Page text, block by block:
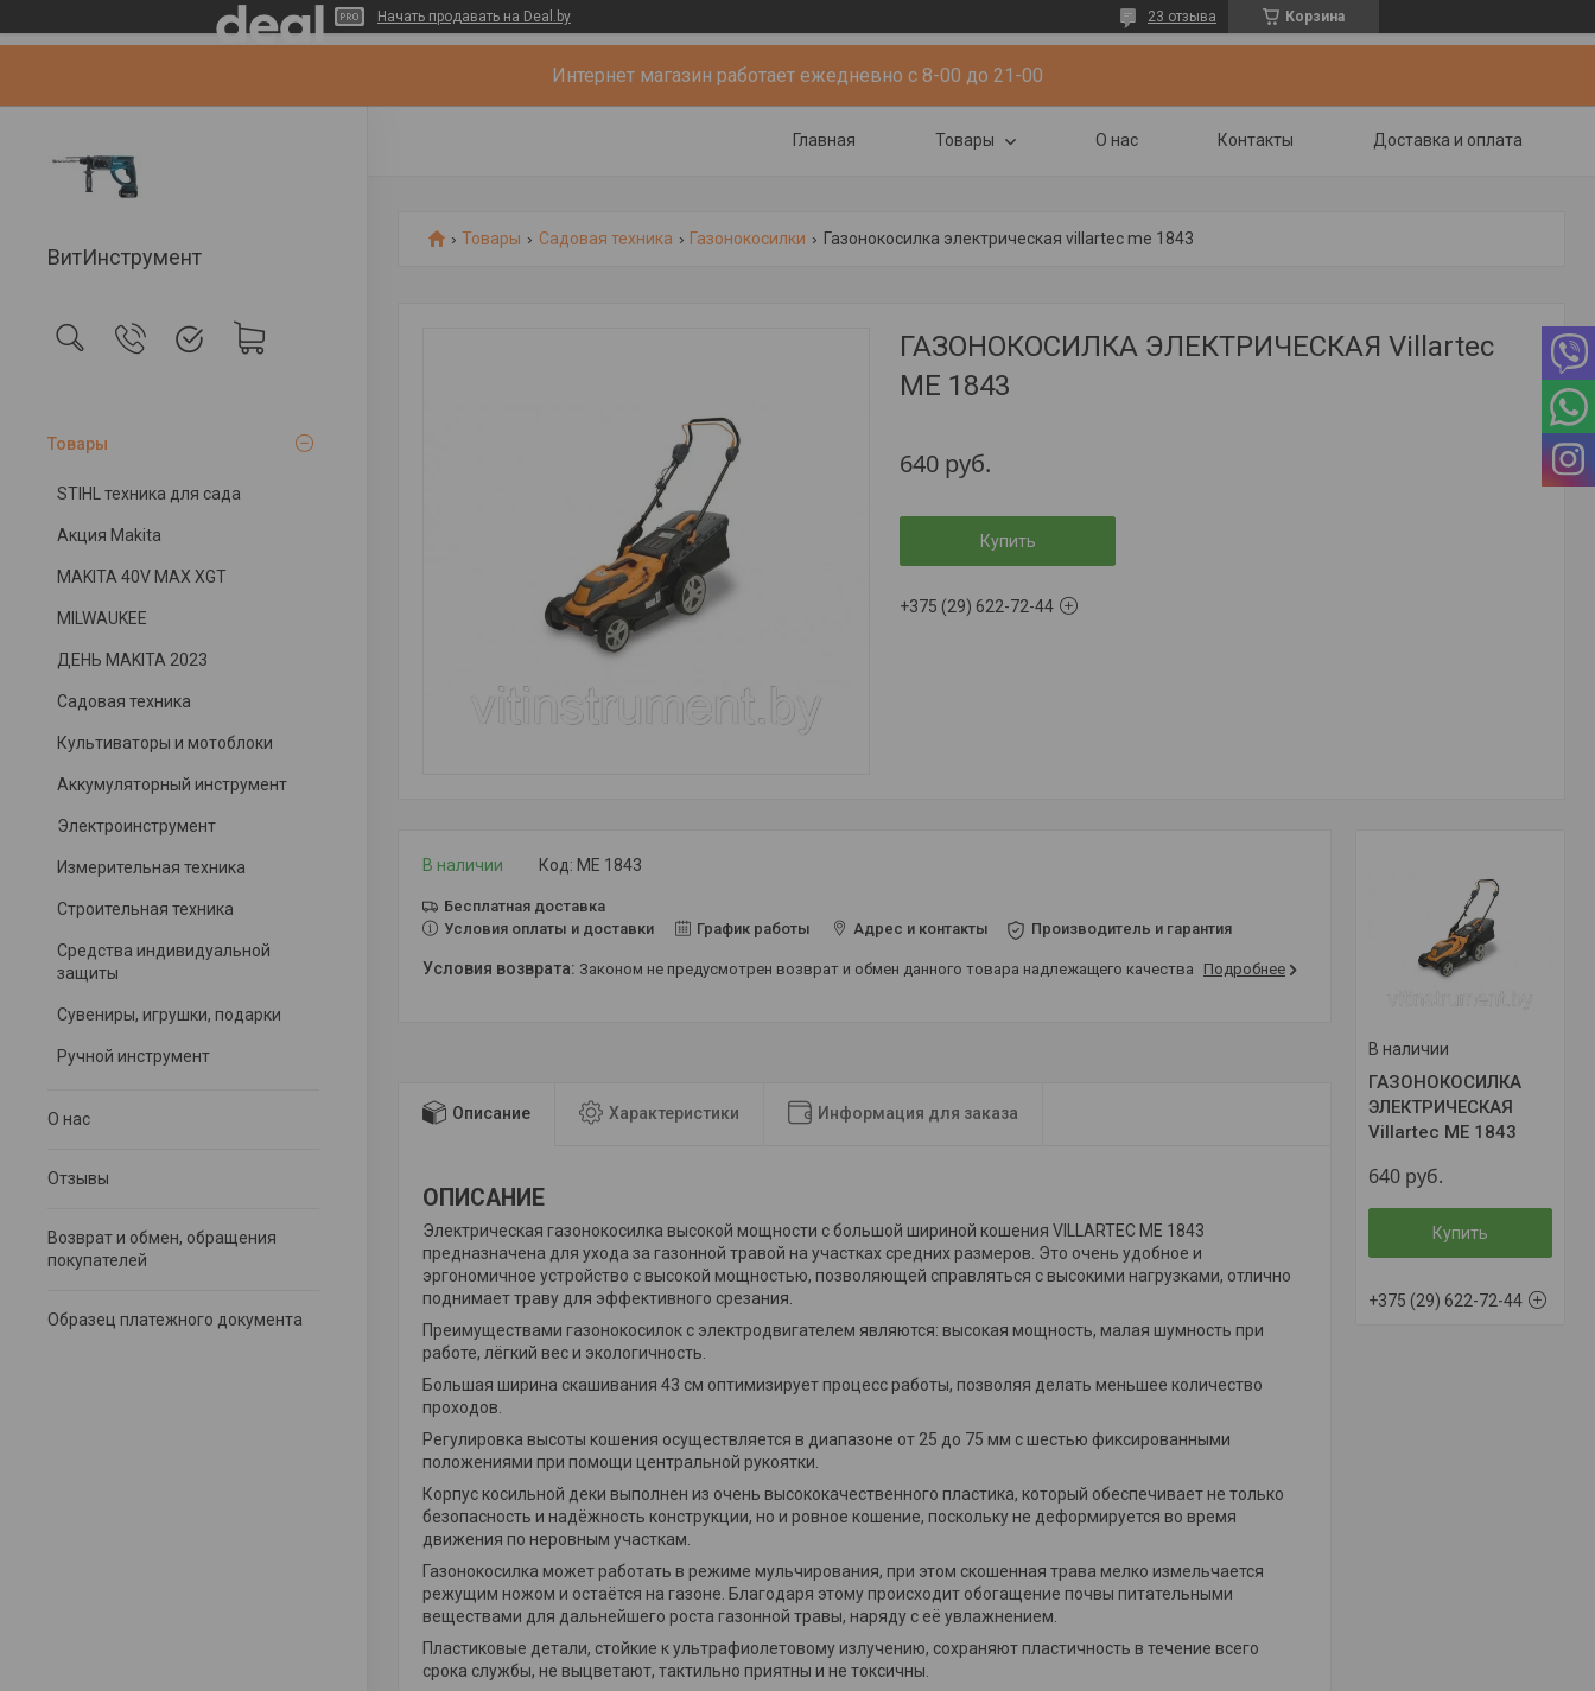
Начать продавать на Deal.by Корзина
23 отзыва
Интернет магазин работает ежедневно с 8-00 до 21-00
ВитИнструмент
Товары
STIHL техника для сада
Акция Makita
MAKITA 40V MAX XGT
MILWAUKEE
ДЕНЬ MAKITA 2023
Садовая техника
Культиваторы и мотоблоки
Аккумуляторный инструмент
Электроинструмент
Измерительная техника
Строительная техника
Средства индивидуальной
защиты
Сувениры, игрушки, подарки
Ручной инструмент
О нас
Отзывы
Возврат и обмен, обращения
покупателей
Образец платежного документа
Главная Товары О нас Контакты Доставка и оплата
Товары Садовая техника Газонокосилки Газонокосилка электрическая villartec me 1843
ГАЗОНОКОСИЛКА ЭЛЕКТРИЧЕСКАЯ Villartec
ME 1843
640 руб.
Купить
+375 (29) 622-72-44
В наличии
ГАЗОНОКОСИЛКА
ЭЛЕКТРИЧЕСКАЯ
Villartec ME 1843
640 руб.
Купить
+375 (29) 622-72-44
В наличии Код: ME 1843
Бесплатная доставка
Условия оплаты и доставки
График работы Адрес и контакты Производитель и гарантия
Законом не предусмотрен возврат и обмен данного товара надлежащего качества Подробнее
Описание Характеристики Информация для заказа
ОПИСАНИЕ
Электрическая газонокосилка высокой мощности с большой шириной кошения VILLARTEC MЕ 1843
предназначена для ухода за газонной травой на участках средних размеров. Это очень удобное и
эргономичное устройство с высокой мощностью, позволяющей справляться с высокими нагрузками, отлично
поднимает траву для эффективного срезания.
Преимуществами газонокосилок с электродвигателем являются: высокая мощность, малая шумность при
работе, лёгкий вес и экологичность.
Большая ширина скашивания 43 см оптимизирует процесс работы, позволяя делать меньшее количество
проходов.
Регулировка высоты кошения осуществляется в диапазоне от 25 до 75 мм с шестью фиксированными
положениями при помощи центральной рукоятки.
Корпус косильной деки выполнен из очень высококачественного пластика, который обеспечивает не только
безопасность и надёжность конструкции, но и ровное кошение, поскольку не деформируется во время
движения по неровным участкам.
Газонокосилка может работать в режиме мульчирования, при этом скошенная трава мелко измельчается
режущим ножом и остаётся на газоне. Благодаря этому происходит обогащение почвы питательными
веществами для дальнейшего роста газонной травы, наряду с её увлажнением.
Пластиковые детали, стойкие к ультрафиолетовому излучению, сохраняют пластичность в течение всего
срока службы, не выцветают, тактильно приятны и не токсичны.